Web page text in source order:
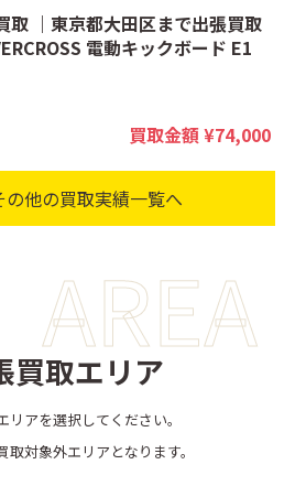
取 ｜東京都大田区まで出張買取
電動キックボード E1
買取金額¥74,000
の他の買取実績一覧へ
AREA
買取エリア
リアを選択してください。
対象外エリアとなります。